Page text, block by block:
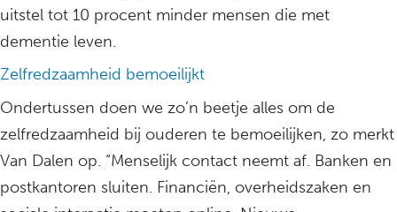
uitstel tot 10 procent minder mensen die met
dementie leven.
Zelfredzaamheid bemoeilijkt
Ondertussen doen we zo’n beetje alles om de
zelfredzaamheid bij ouderen te bemoeilijken, zo merkt
Van Dalen op. “Menselijk contact neemt af. Banken en
postkantoren sluiten. Financiën, overheidszaken en